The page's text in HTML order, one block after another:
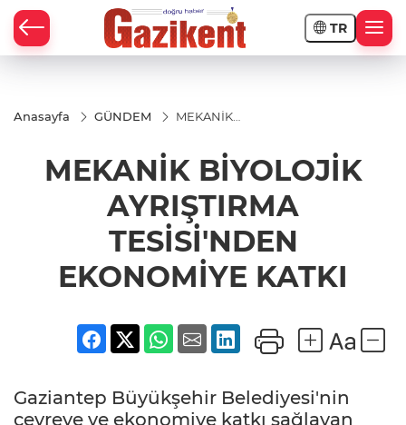
TR
Anasayfa GÜNDEM
MEKANİK
TESİSİ'NDEN
EKONOMİYE
MEKANİK BİYOLOJİK
AYRIŞTIRMA
TESİSİ'NDEN
EKONOMİYE KATKI
Gaziantep Büyükşehir Belediyesi'nin
çevreye ve ekonomiye katkı sağlayan